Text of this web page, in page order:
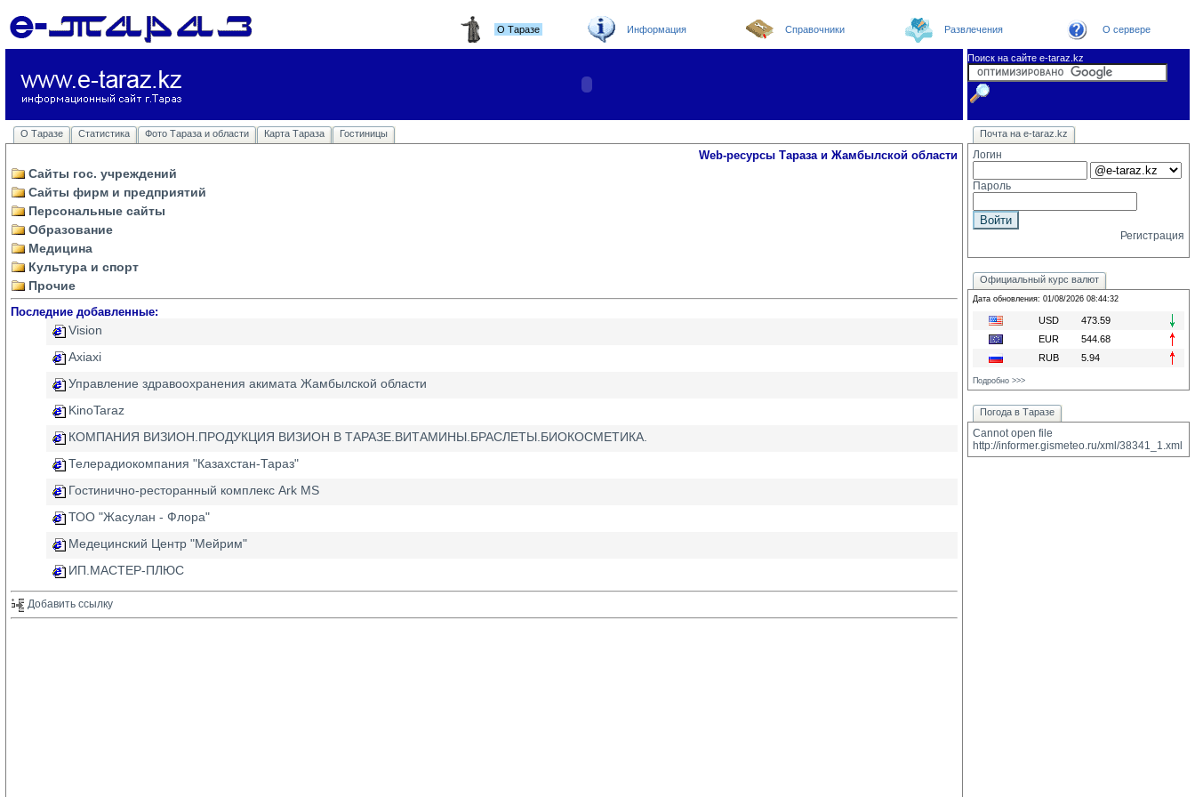
О Таразе Информация Справочники Развлечения О сервере
Поиск на сайте e-taraz.kz
О Таразе Статистика Фото Тараза и области Карта Тараза Гостиницы Новости Погода в Таразе
Телефоный справочник
Видеоконференция
Новости e-taraz Замечания и предложения
Web-ресурсы Тараза и Жамбылской области
Сайты гос. учреждений
Сайты фирм и предприятий
Персональные сайты
Образование
Медицина
Культура и спорт
Прочие
Последние добавленные:
Vision
Axiaxi
Управление здравоохранения акимата Жамбылской области
KinoTaraz
КОМПАНИЯ ВИЗИОН.ПРОДУКЦИЯ ВИЗИОН В ТАРАЗЕ.ВИТАМИНЫ.БРАСЛЕТЫ.БИОКОСМЕТИКА.
Телерадиокомпания "Казахстан-Тараз"
Гостинично-ресторанный комплекс Ark MS
ТОО "Жасулан - Флора"
Медецинский Центр "Мейрим"
ИП.МАСТЕР-ПЛЮС
Добавить ссылку
Почта на e-taraz.kz
Логин
Пароль
Регистрация
Официальный курс валют
Дата обновления: 01/08/2026 08:44:32
USD
473.59
EUR
544.68
RUB
5.94
Подробно >>>
Погода в Таразе
Cannot open file
http://informer.gismeteo.ru/xml/38341_1.xml